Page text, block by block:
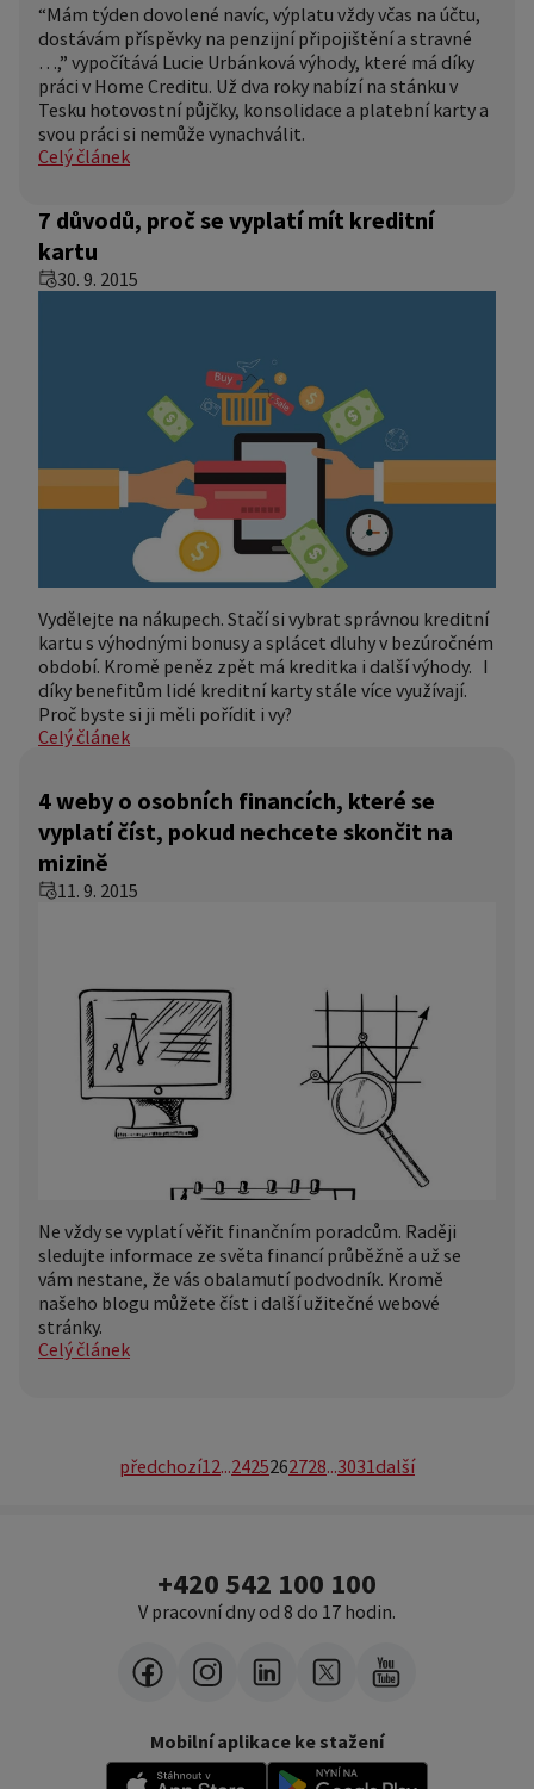
“Mám týden dovolené navíc, výplatu vždy včas na účtu,
dostávám příspěvky na penzijní připojištění a stravné
…,” vypočítává Lucie Urbánková výhody, které má díky
práci v Home Creditu. Už dva roky nabízí na stánku v
Tesku hotovostní půjčky, konsolidace a platební karty a
svou práci si nemůže vynachválit.
Celý článek
7 důvodů, proč se vyplatí mít kreditní
kartu
30. 9. 2015
Vydělejte na nákupech. Stačí si vybrat správnou kreditní
kartu s výhodnými bonusy a splácet dluhy v bezúročném
období. Kromě peněz zpět má kreditka i další výhody. I
díky benefitům lidé kreditní karty stále více využívají.
Proč byste si ji měli pořídit i vy?
Celý článek
4 weby o osobních financích, které se
vyplatí číst, pokud nechcete skončit na
mizině
11. 9. 2015
Ne vždy se vyplatí věřit finančním poradcům. Raději
sledujte informace ze světa financí průběžně a už se
vám nestane, že vás obalamutí podvodník. Kromě
našeho blogu můžete číst i další užitečné webové
stránky.
Celý článek
předchozí1 2...2425262728...3031další
+420 542 100 100
V pracovní dny od 8 do 17 hodin.
Mobilní aplikace ke stažení